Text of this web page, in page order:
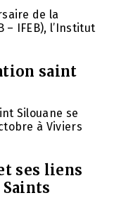
de la
– IFEB), l’Institut
saint
Silouane se
à Viviers
ses liens